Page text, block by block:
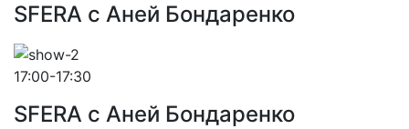
SFERA с Аней Бондаренко
17:00-17:30
SFERA с Аней Бондаренко